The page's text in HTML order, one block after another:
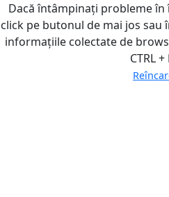
Dacă întâmpinați probleme
click pe butonul de mai jos
informațiile colectate de
CTRL +